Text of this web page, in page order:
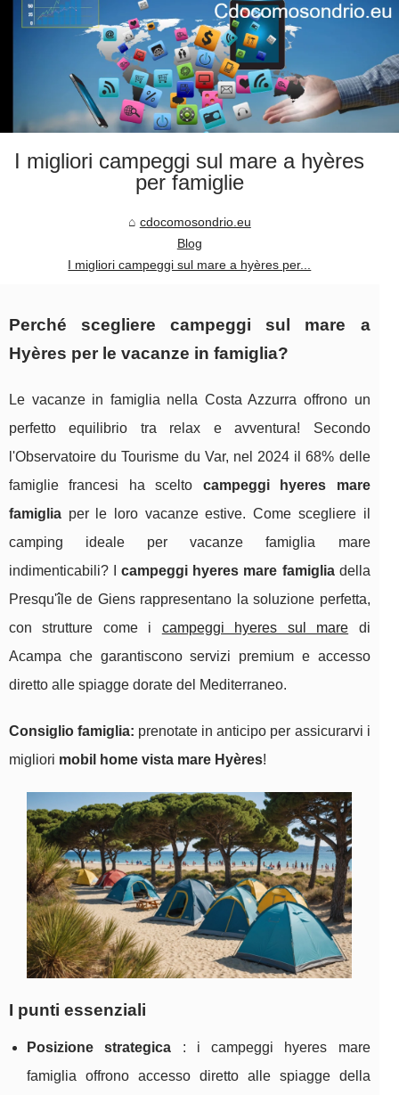
I migliori campeggi sul mare a hyères
per famiglie
cdocomosondrio.eu
Blog
I migliori campeggi sul mare a hyères per...
Perché scegliere campeggi sul mare a
Hyères per le vacanze in famiglia?
Le vacanze in famiglia nella Costa Azzurra offrono un
perfetto equilibrio tra relax e avventura! Secondo
l'Observatoire du Tourisme du Var, nel 2024 il 68% delle
famiglie francesi ha scelto campeggi hyeres mare
famiglia per le loro vacanze estive. Come scegliere il
camping ideale per vacanze famiglia mare
indimenticabili? Icampeggi hyeres mare famigliadella
Presqu'île de Giens rappresentano la soluzione perfetta,
con strutture come i campeggi hyeres sul mare di
Acampa che garantiscono servizi premium e accesso
diretto alle spiagge dorate del Mediterraneo.
Consiglio famiglia: prenotate inanticipo per assicurarvi i
migliori mobil home vista mare Hyères!
I punti essenziali
Posizione strategica : i campeggi hyeres mare
famiglia offrono accesso diretto alle spiagge della